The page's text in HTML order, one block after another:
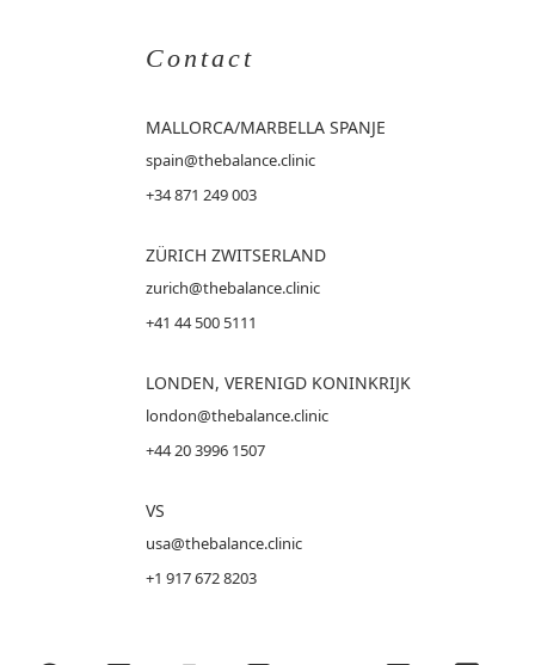
Contact
MALLORCA/MARBELLA SPANJE
spain@thebalance.clinic
+34 871 249 003
ZÜRICH ZWITSERLAND
zurich@thebalance.clinic
+41 44 500 5111
LONDEN, VERENIGD KONINKRIJK
london@thebalance.clinic
+44 20 3996 1507
VS
usa@thebalance.clinic
+1 917 672 8203